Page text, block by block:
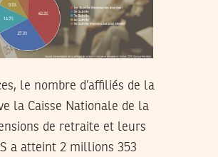
le nombre d’affiliés de la
la Caisse Nationale de la
de retraite et leurs
a atteint 2 millions 353